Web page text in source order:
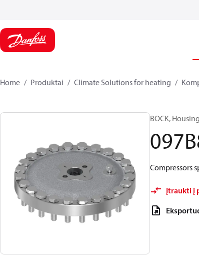
Home Produktai Climate Solutions for heating
BOCK,
Compressors
Įtraukti į